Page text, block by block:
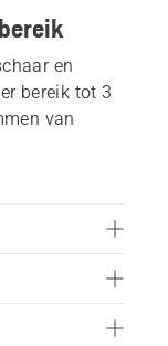
en
bereik tot 3
van